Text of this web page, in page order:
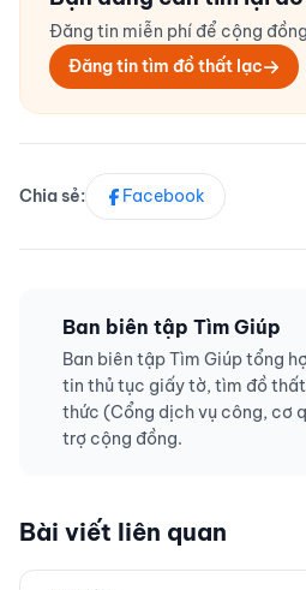
càng tốt.
Đăng tin miễn phí để cộng
Đăng tin tìm đồ thất lạc
Chia sẻ: Facebook
Ban biên tập Tìm Giúp
Ban biên tập Tìm Giúp tổng
tin thủ tục giấy tờ, tìm đồ
thức (Cổng dịch vụ công, cơ
trợ cộng đồng.
Bài viết liên quan